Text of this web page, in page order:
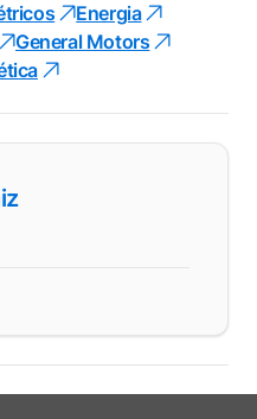
Energia
General Motors